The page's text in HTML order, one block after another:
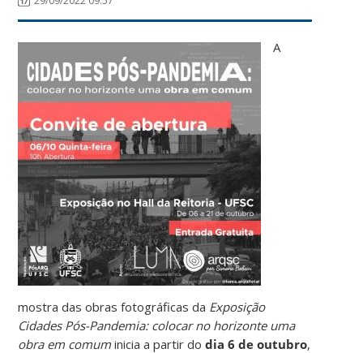
A
mostra das obras fotográficas da Exposição
Cidades Pós-Pandemia: colocar no horizonte uma
obra em comum inicia a partir dodia 6 de outubro,